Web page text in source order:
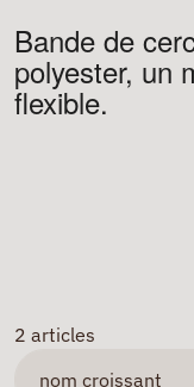
Bande de
polyester, un
flexible.
2 articles